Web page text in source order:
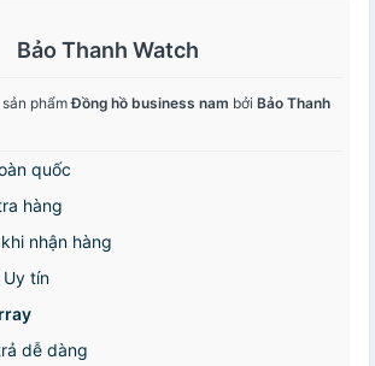
Bảo Thanh Watch
sản phẩmĐồng hồ business nam bởi Bảo Thanh
quốc
hàng
nhận hàng
tín
dễ dàng